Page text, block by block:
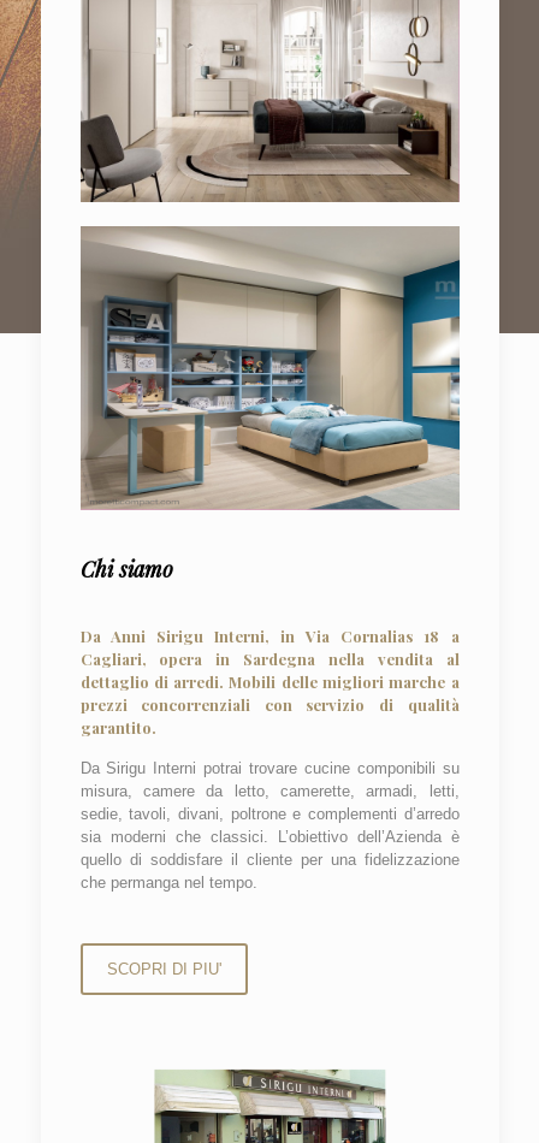
Nuovi arrivi
CAMERE DA LETTO
Nuovi arrivi
CAMERETTE
Chi siamo
Da Anni Sirigu Interni, in Via Cornalias 18 a
Cagliari, opera in Sardegna nella vendita al
dettaglio di arredi. Mobili delle migliori marche a
prezzi concorrenziali con servizio di qualità
garantito.
Da Sirigu Interni potrai trovare cucine componibili su
misura, camere da letto, camerette, armadi, letti,
sedie, tavoli, divani, poltrone e complementi d’arredo
sia moderni che classici. L’obiettivo dell’Azienda è
quello di soddisfare il cliente per una fidelizzazione
che permanga nel tempo.
SCOPRI DI PIU'